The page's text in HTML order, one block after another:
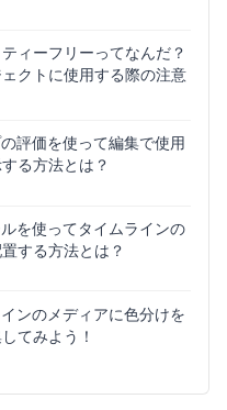
ィーフリーってなんだ？
クトに使用する際の注意
評価を使って編集で使用
る方法とは？
を使ってタイムラインの
する方法とは？
ンのメディアに色分けを
てみよう！